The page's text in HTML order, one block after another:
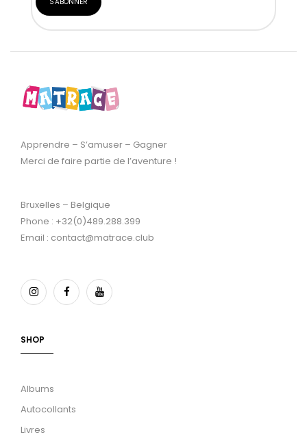
Apprendre – S’amuser – Gagner
Merci de faire partie de l’aventure !
Bruxelles – Belgique
Phone : +32(0)489.288.399
Email : contact@matrace.club
SHOP
Albums
Autocollants
Livres